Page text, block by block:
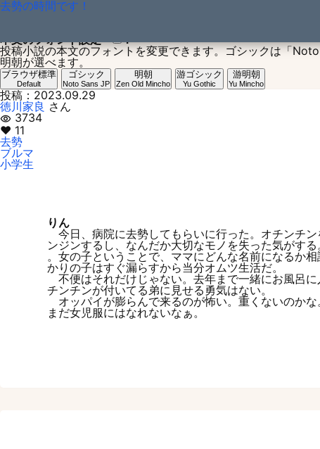
去勢の時間です！
本文のフォント設定
？
投稿小説の本文のフォントを変更できます。ゴシックは「
明朝が選べます。
ブラウザ標準
Default
ゴシック
Noto Sans JP
明朝
Zen Old Mincho
游ゴシック
Yu Gothic
游明朝
Yu Mincho
投稿：2023.09.29
徳川家良 さん
visibility 3734
♥ 11
去勢
ブルマ
小学生
りん
今日、病院に去勢してもらいに行った。オチンチ
ンジンするし、なんだか大切なモノを失った気がす
。女の子ということで、ママにどんな名前になるか
かりの子はすぐ漏らすから当分オムツ生活だ。
不便はそれだけじゃない。去年まで一緒にお風呂
チンチンが付いてる弟に見せる勇気はない。
オッパイが膨らんで来るのが怖い。重くないのか
まだ女児服にはなれないなぁ。